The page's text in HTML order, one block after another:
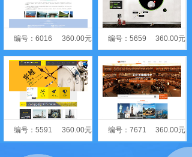
360.00元
编号：6016 360.00元
编号：5659
360.00元
编号：5591 360.00元
编号：7671